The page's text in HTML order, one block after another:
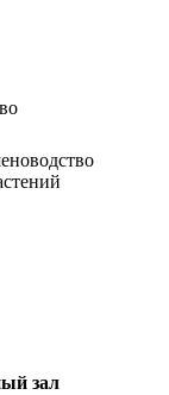
зал